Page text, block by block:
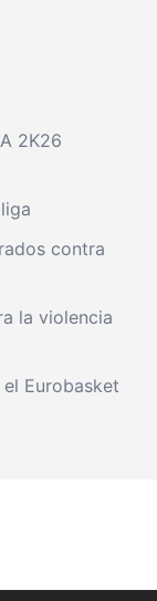
2K26
contra
la violencia
Eurobasket